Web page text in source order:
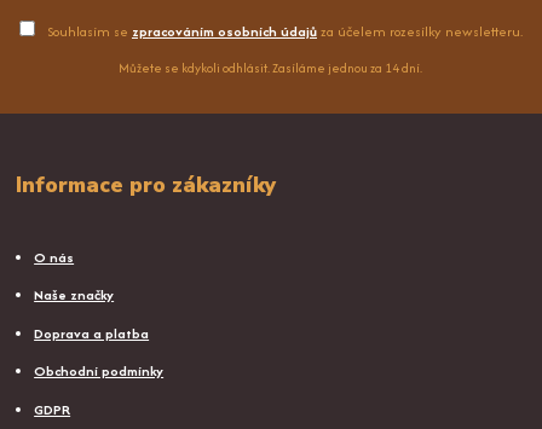
Souhlasím se zpracováním osobních údajůza účelem rozesílky newsletteru.
Můžete se kdykoli odhlásit. Zasíláme jednou za 14 dní.
Informace pro zákazníky
O nás
Naše značky
Doprava a platba
Obchodní podmínky
GDPR